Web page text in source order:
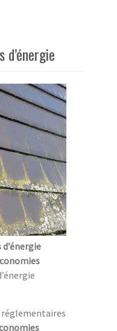
d’énergie
réglementaires